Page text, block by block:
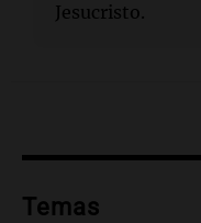
Jesucristo.
Temas